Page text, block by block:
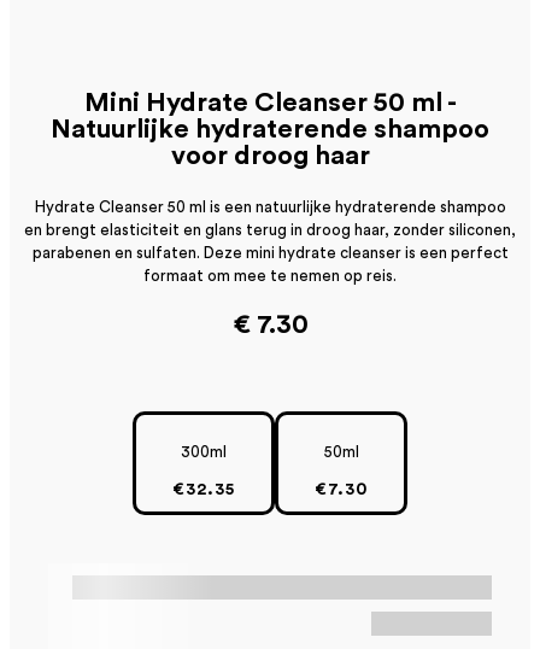
Mini Hydrate Cleanser 50 ml -
Natuurlijke hydraterende shampoo
voor droog haar
Hydrate Cleanser 50 ml is een natuurlijke hydraterende shampoo
en brengt elasticiteit en glans terug in droog haar, zonder siliconen,
parabenen en sulfaten. Deze mini hydrate cleanser is een perfect
formaat om mee te nemen op reis.
€ 7.30
300ml
€32.35
50ml
€7.30